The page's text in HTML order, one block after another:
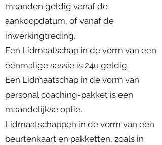
maanden geldig vanaf de
aankoopdatum, of vanaf de
inwerkingtreding.
Een Lidmaatschap in de vorm van een
éénmalige sessie is 24u geldig.
Een Lidmaatschap in de vorm van
personal coaching-pakket is een
maandelijkse optie.
Lidmaatschappen in de vorm van een
beurtenkaart en pakketten, zoals in